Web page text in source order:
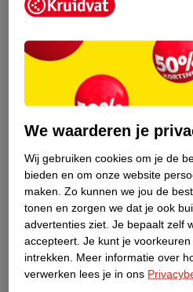
Beurer HK 49 Cosy
Verkoop via partner
49.
99
We waarderen je
Wij gebruiken cookies om je de
bieden en om onze website
maken. Zo kunnen we jou de
tonen en zorgen we dat je ook
advertenties ziet. Je bepaalt zelf
accepteert. Je kunt je
intrekken.
Meer informatie over
verwerken lees je in ons